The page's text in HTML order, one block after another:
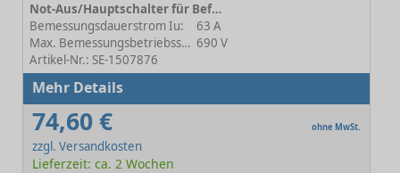
Not-Aus/Hauptschalter für Befestigung in der Schaltschrank-Tür VCF VCF3
Bemessungsdauerstrom Iu:
63 A
Max. Bemessungsbetriebsspannung Ue bei AC: 690 V
Artikel-Nr.: SE-1507876
Mehr Details
74,60 € ohne MwSt.
zzgl. Versandkosten
Lieferzeit: ca. 2 Wochen